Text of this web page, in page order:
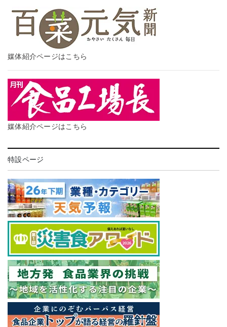
媒体紹介ページはこちら
媒体紹介ページはこちら
特設ページ